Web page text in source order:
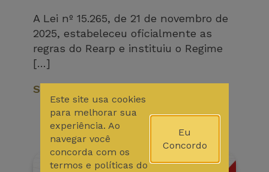
A Lei nº 15.265, de 21 de novembro de
2025, estabeleceu oficialmente as
regras do Rearp e instituiu o Regime
[…]
Saiba Mais
Este site usa cookies
para melhorar sua
experiência. Ao
navegar você
concorda com os
termos e políticas do
Eu
Concordo